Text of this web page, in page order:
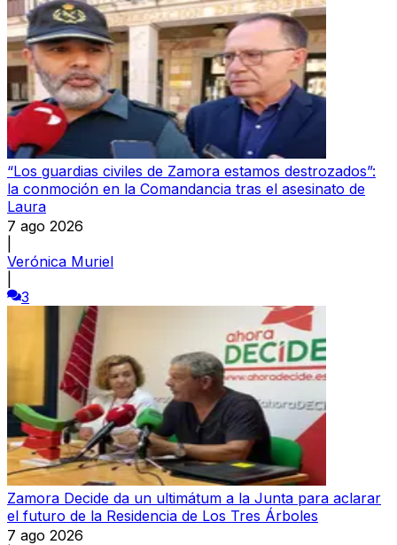
“Los guardias civiles de Zamora estamos destrozados”:
la conmoción en la Comandancia tras el asesinato de
Laura
7 ago 2026
Verónica Muriel
3
Zamora Decide da un ultimátum a la Junta para aclarar
el futuro de la Residencia de Los Tres Árboles
7 ago 2026